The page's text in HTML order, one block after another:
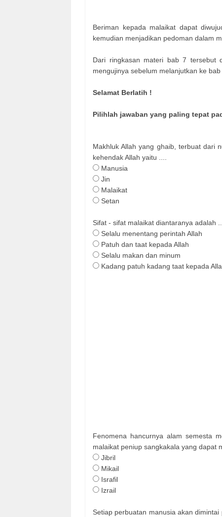
Beriman kepada malaikat dapat
kemudian menjadikan pedoman dalam
Dari ringkasan materi bab 7 tersebut
mengujinya sebelum melanjutkan ke
Selamat Berlatih !
Pilihlah jawaban yang paling tepat
Makhluk Allah yang ghaib, terbuat dari
kehendak Allah yaitu ....
Manusia
Jin
Malaikat
Setan
Sifat - sifat malaikat diantaranya adalah
Selalu menentang perintah Allah
Patuh dan taat kepada Allah
Selalu makan dan minum
Kadang patuh kadang taat kepada
Fenomena hancurnya alam semesta
malaikat peniup sangkakala yang dapat
Jibril
Mikail
Israfil
Izrail
Setiap perbuatan manusia akan